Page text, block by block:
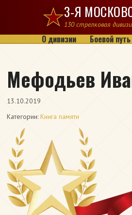
Перейти к содержимому
3-Я
130 стрелковая
О дивизии Боевой путь
Мефодьев
13.10.2019
Категории: Книга памяти